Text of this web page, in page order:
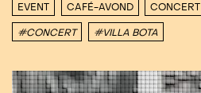
EVENT CAFÉ-AVOND CONCERT
#CONCERT #VILLA BOTA